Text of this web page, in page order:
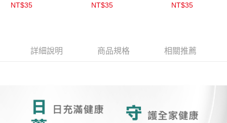
每筆NT$100，滿NT$399(含以上)免運費
NT$35
NT$35
NT$35
詳細說明 商品規格 相關推薦